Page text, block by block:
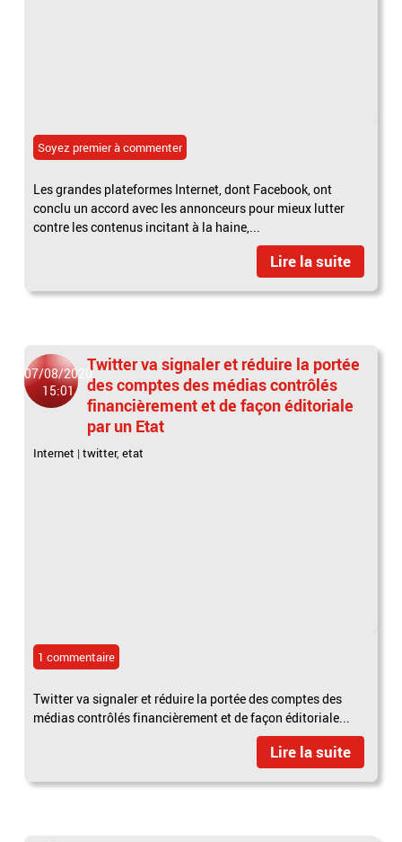
Soyez premier à commenter
Les grandes plateformes Internet, dont Facebook, ont
conclu un accord avec les annonceurs pour mieux lutter
contre les contenus incitant à la haine,...
Lire la suite
07/08/2020
15:01
Twitter va signaler et réduire la portée
des comptes des médias contrôlés
financièrement et de façon éditoriale
par un Etat
Internet |twitter,etat
1 commentaire
Twitter va signaler et réduire la portée des comptes des
médias contrôlés financièrement et de façon éditoriale...
Lire la suite